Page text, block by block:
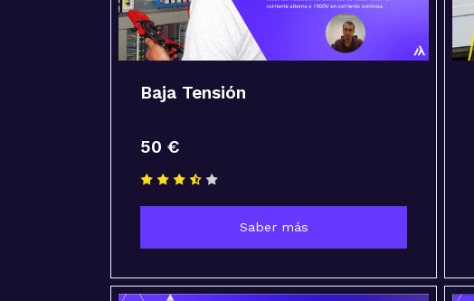
Baja Tensión
50 €
Saber más